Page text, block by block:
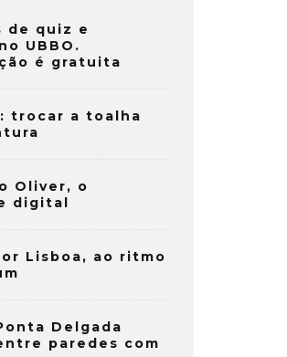
de quiz e
UBBO.
é gratuita
trocar a toalha
Oliver, o
digital
Lisboa, ao ritmo
Delgada
paredes com